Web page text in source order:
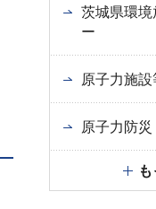
茨城県環境
ー
原子力施
原子力防災